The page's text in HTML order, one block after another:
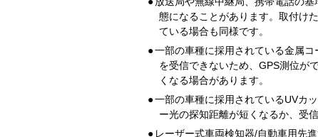
態になることがあります。取付け
ている場合も同様です。
●一部の車種に採用されている金属
を受信できないため、GPS測位が
くなる場合があります。
●一部の車種に採用されているUVカ
ー光の探知距離が短くなるか、受
● レーザー式車両検知器/自動車用先